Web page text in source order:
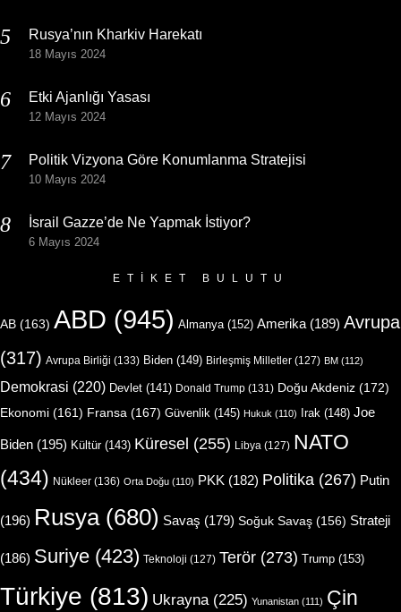
Rusya’nın Kharkiv Harekatı
18 Mayıs 2024
Etki Ajanlığı Yasası
12 Mayıs 2024
Politik Vizyona Göre Konumlanma Stratejisi
10 Mayıs 2024
İsrail Gazze’de Ne Yapmak İstiyor?
6 Mayıs 2024
ETIKET BULUTU
AB (163) ABD (945) Almanya(152) Amerika (189) Avrupa
(317) Avrupa Birliği (133) Biden (149) Birleşmiş Milletler (127) BM (112)
Demokrasi (220) Devlet (141) Donald Trump (131) Doğu Akdeniz (172)
Ekonomi (161) Fransa (167) Güvenlik (145) Hukuk (110) Irak (148) Joe
Biden (195) Kültür(143) Küresel (255) Libya (127) NATO
(434) Nükleer (136) Orta Doğu (110) PKK (182) Politika (267) Putin
(196) Rusya(680) Savaş (179) Soğuk Savaş (156) Strateji
(186) Suriye (423) Teknoloji (127) Terör (273) Trump (153)
Türkiye (813) Ukrayna(225) Yunanistan (111) Çin